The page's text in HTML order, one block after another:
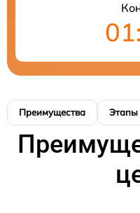
Преимущества Этапы